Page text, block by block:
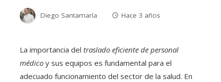
Diego Santamaría Hace 3 años
La importancia del traslado eficiente de personal
médico y sus equipos es fundamental para el
adecuado funcionamiento del sector de la salud. En